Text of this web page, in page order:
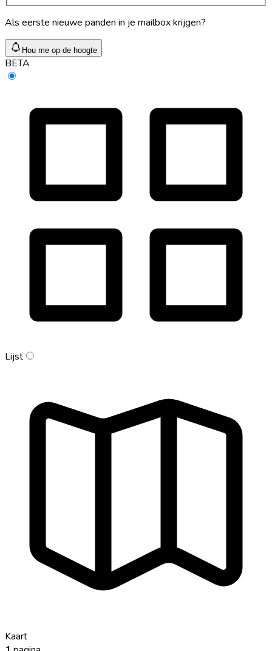
Als eerste nieuwe panden in je mailbox krijgen?
Hou me op de hoogte
BETA
Lijst
Kaart